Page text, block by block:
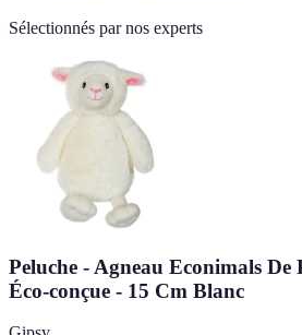
Sélectionnés par nos experts
Peluche - Agneau Econimals De
Éco-conçue - 15 Cm Blanc